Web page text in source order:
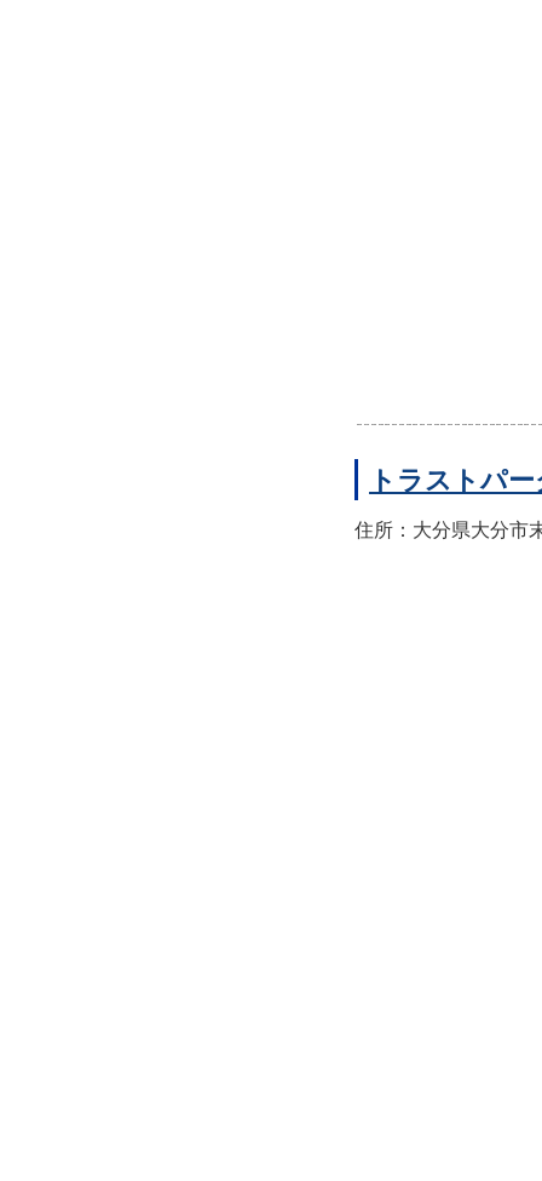
トラストパ
住所：大分県大分市